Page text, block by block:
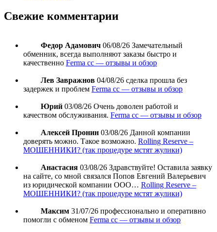
Свежие комментарии
Федор Адамович 06/08/26 Замечательный
обменник, всегда выполняют заказы быстро и
качественно Ferma cc — отзывы и обзор
Лев Завражнов 04/08/26 сделка прошла без
задержек и проблем Ferma cc — отзывы и обзор
Юрий 03/08/26 Очень доволен работой и
качеством обслуживания. Ferma cc — отзывы и обзор
Алексей Пронин 03/08/26 Данной компании
доверять можно. Такое возможно. Rolling Reserve –
МОШЕННИКИ? (так процедуре мстят жулики)
Анастасия 03/08/26 Здравствуйте! Оставила заявку
на сайте, со мной связался Попов Евгений Валерьевич
из юридической компании ООО… Rolling Reserve –
МОШЕННИКИ? (так процедуре мстят жулики)
Максим 31/07/26 профессионально и оперативно
помогли с обменом Ferma cc — отзывы и обзор